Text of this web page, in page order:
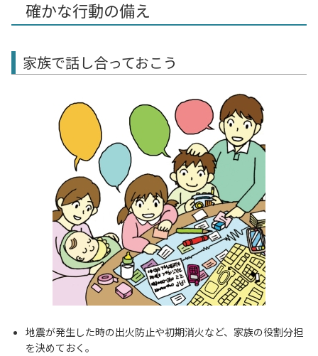
確かな行動の備え
家族で話し合っておこう
地震が発生した時の出火防止や初期消火など、家族の役割分担
を決めておく。